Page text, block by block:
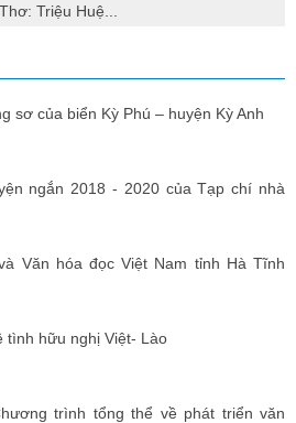
Triệu Huệ...
sơ của biển Kỳ Phú – huyện Kỳ Anh
ngắn 2018 - 2020 của Tạp chí nhà
Văn hóa đọc Việt Nam tỉnh Hà Tĩnh
tình hữu nghị Việt- Lào
trình tổng thể về phát triển văn